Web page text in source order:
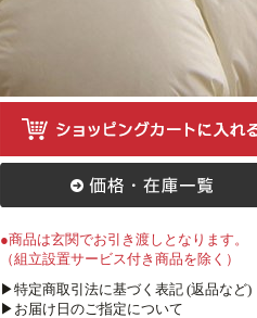
●商品は玄関でお引き渡しとなります。
（組立設置サービス付き商品を除く）
▶特定商取引法に基づく表記 (返品など)
▶お届け日のご指定について